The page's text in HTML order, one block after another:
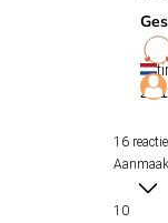
21-
16
10